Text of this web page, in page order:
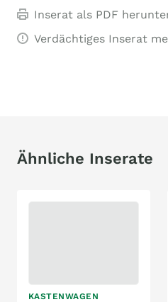
Inserat als PDF
Verdächtiges Inserat
Ähnliche Inserate
KASTENWAGEN